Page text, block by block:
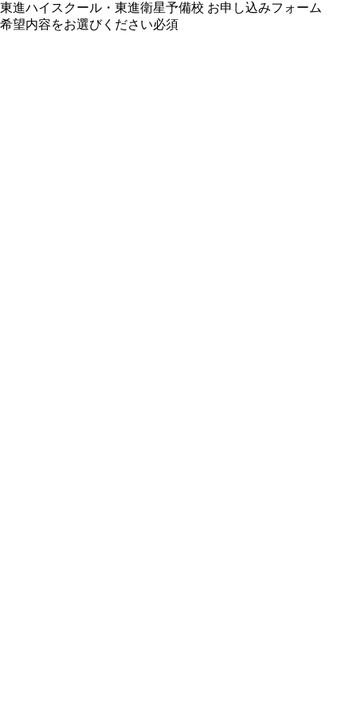
東進ハイスクール・東進衛星予備校 お申し込みフォーム
希望内容をお選びください必須